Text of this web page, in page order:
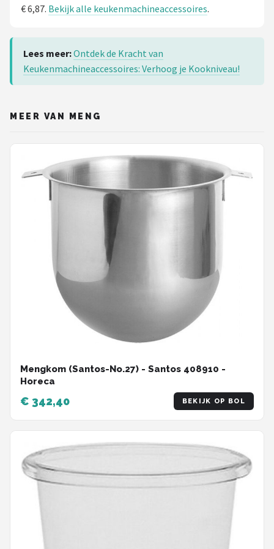
€ 6,87. Bekijk alle keukenmachineaccessoires.
Lees meer:Ontdek de Kracht van
Keukenmachineaccessoires: Verhoog je Kookniveau!
MEER VAN MENG
Mengkom (Santos-No.27) - Santos 408910 -
Horeca
€ 342,40 BEKIJK OP BOL